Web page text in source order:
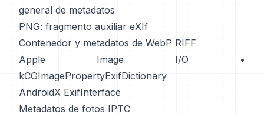
general de metadatos
PNG: fragmento auxiliar eXIf
Contenedor y metadatos de WebP RIFF
Apple Image I/O •
kCGImagePropertyExifDictionary
AndroidX ExifInterface
Metadatos de fotos IPTC